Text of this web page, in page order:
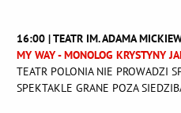
16:00 | TEATR IM. ADAMA
MY WAY - MONOLOG KRYSTYNY
TEATR POLONIA NIE PROWADZI
SPEKTAKLE GRANE POZA